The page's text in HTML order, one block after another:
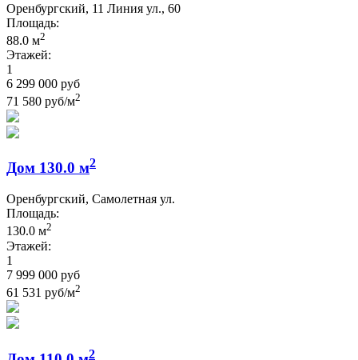
Оренбургский, 11 Линия ул., 60
Площадь:
88.0 м2
Этажей:
1
6 299 000 руб
71 580 руб/м2
Дом 130.0 м2
Оренбургский, Самолетная ул.
Площадь:
130.0 м2
Этажей:
1
7 999 000 руб
61 531 руб/м2
2